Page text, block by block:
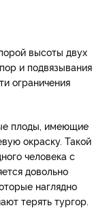
высоты двух
и подвязывания
ограничения
плоды, имеющие
окраску. Такой
человека с
довольно
наглядно
терять тургор.